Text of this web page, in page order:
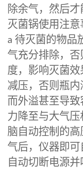
除余气，然后
灭菌锅使用注意
a 待灭菌的物品
气充分排除，
度，影响灭菌效
减压，否则瓶
而外溢甚至导
力降至与大气压
脑自动控制的
气后，仪器即可
自动切断电源并